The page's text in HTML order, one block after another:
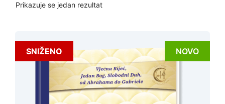
Prikazuje se jedan rezultat
SNIŽENO NOVO